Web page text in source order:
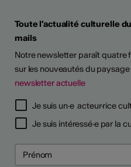
D'ARTISTES
Toute l'actualité culturelle
mails
Notre newsletter paraît quatre
sur les nouveautés du
newsletter actuelle
Je suis un·e acteur·rice
Je suis intéressé·e par la